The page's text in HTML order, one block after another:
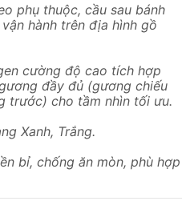
phụ thuộc, cầu sau bánh
hành trên địa hình gồ
cường độ cao tích hợp
đầy đủ (gương chiếu
trước) cho tầm nhìn tối ưu.
Xanh, Trắng.
bỉ, chống ăn mòn, phù hợp